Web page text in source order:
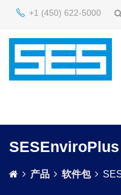
+1 (450) 622-5000
SESEnviroPlus
产品 软件包